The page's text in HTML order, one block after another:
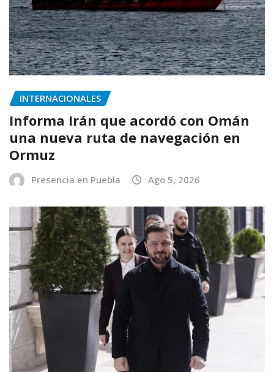
INTERNACIONALES
Informa Irán que acordó con Omán
una nueva ruta de navegación en
Ormuz
Presencia en Puebla Ago 5, 2026